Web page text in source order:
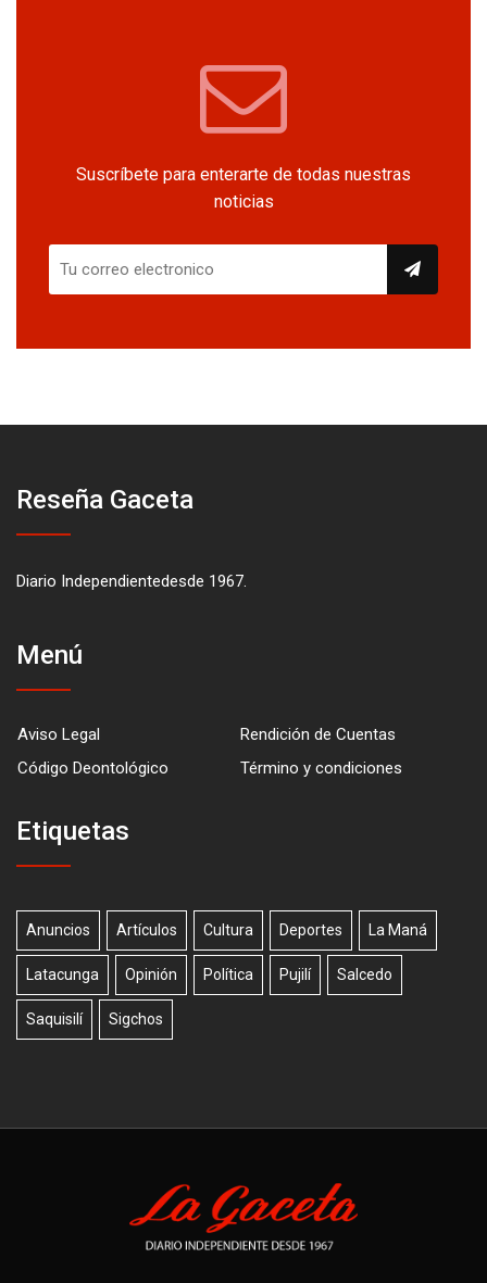
Suscríbete para enterarte de todas nuestras
noticias
Reseña Gaceta
Diario Independientedesde 1967.
Menú
Aviso Legal
Rendición de Cuentas
Código Deontológico
Término y condiciones
Etiquetas
Anuncios Artículos Cultura Deportes La Maná
Latacunga Opinión Política Pujilí Salcedo
Saquisilí Sigchos